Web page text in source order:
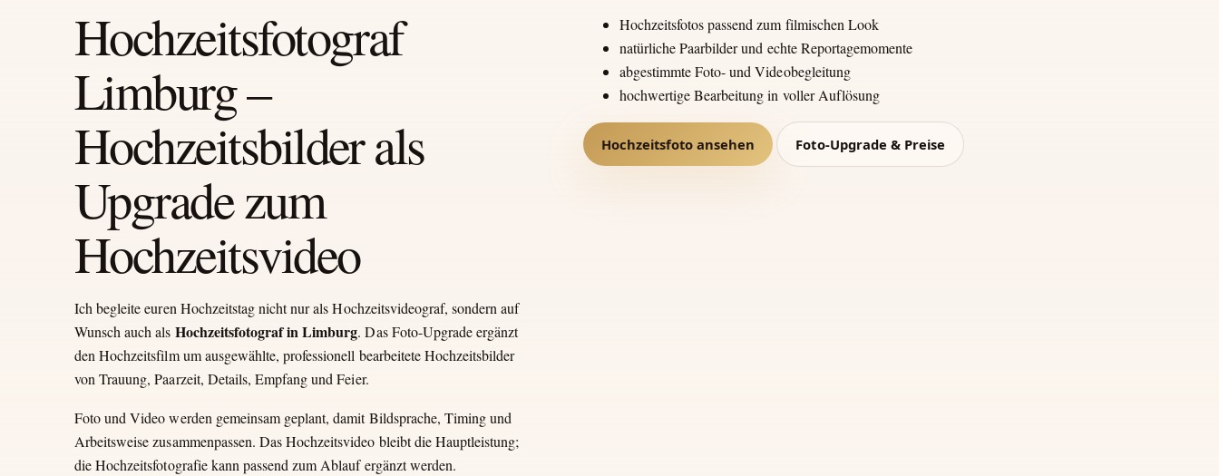
Hochzeitsfotograf
Limburg –
Hochzeitsbilder als
Upgrade zum
Hochzeitsvideo
Ich begleite euren Hochzeitstag nicht nur als Hochzeitsvideograf, sondern auf
Wunsch auch als Hochzeitsfotograf in Limburg. Das Foto-Upgrade ergänzt
den Hochzeitsfilm um ausgewählte, professionell bearbeitete Hochzeitsbilder
von Trauung, Paarzeit, Details, Empfang und Feier.
Foto und Video werden gemeinsam geplant, damit Bildsprache, Timing und
Arbeitsweise zusammenpassen. Das Hochzeitsvideo bleibt die Hauptleistung;
die Hochzeitsfotografie kann passend zum Ablauf ergänzt werden.
Hochzeitsfotos passend zum filmischen Look
natürliche Paarbilder und echte Reportagemomente
abgestimmte Foto- und Videobegleitung
hochwertige Bearbeitung in voller Auflösung
Hochzeitsfoto ansehen Foto-Upgrade & Preise